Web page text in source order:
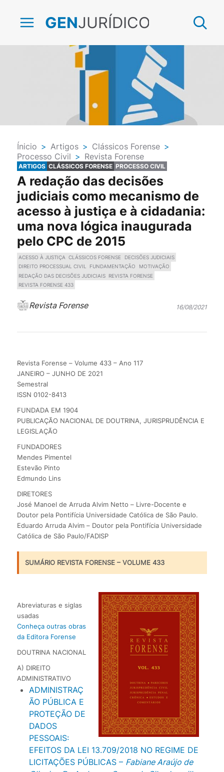
GENJURÍDICO
Ínicio > Artigos > Clássicos Forense >
Processo Civil > Revista Forense
ARTIGOS CLÁSSICOS FORENSE PROCESSO CIVIL
A redação das decisões
judiciais como mecanismo de
acesso à justiça e à cidadania:
uma nova lógica inaugurada
pelo CPC de 2015
ACESSO À JUSTIÇA CLÁSSICOS FORENSE
DECISÕES JUDICIAIS
DIREITO PROCESSUAL CIVIL
FUNDAMENTAÇÃO
MOTIVAÇÃO
REDAÇÃO DAS DECISÕES JUDICIAIS
REVISTA FORENSE
REVISTA FORENSE 433
Revista Forense 16/08/2021
Revista Forense – Volume 433 – Ano 117
JANEIRO – JUNHO DE 2021
Semestral
ISSN 0102-8413
FUNDADA EM 1904
PUBLICAÇÃO NACIONAL DE DOUTRINA, JURISPRUDÊNCIA E
LEGISLAÇÃO
FUNDADORES
Mendes Pimentel
Estevão Pinto
Edmundo Lins
DIRETORES
José Manoel de Arruda Alvim Netto – Livre-Docente e
Doutor pela Pontifícia Universidade Católica de São Paulo.
Eduardo Arruda Alvim – Doutor pela Pontifícia Universidade
Católica de São Paulo/FADISP
SUMÁRIO REVISTA FORENSE – VOLUME 433
Abreviaturas e siglas
usadas
Conheça outras obras
da Editora Forense
DOUTRINA NACIONAL
A) DIREITO
ADMINISTRATIVO
ADMINISTRAÇ
ÃO PÚBLICA E
PROTEÇÃO DE
DADOS
PESSOAIS:
EFEITOS DA LEI 13.709/2018 NO REGIME DE
LICITAÇÕES PÚBLICAS – Fabiane Araújo de